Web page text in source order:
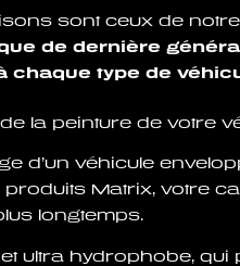
sont ceux de
de dernière
chaque type de
la peinture de votre
d’un véhicule
produits Matrix, votre
longtemps.
ultra hydrophobe, qui